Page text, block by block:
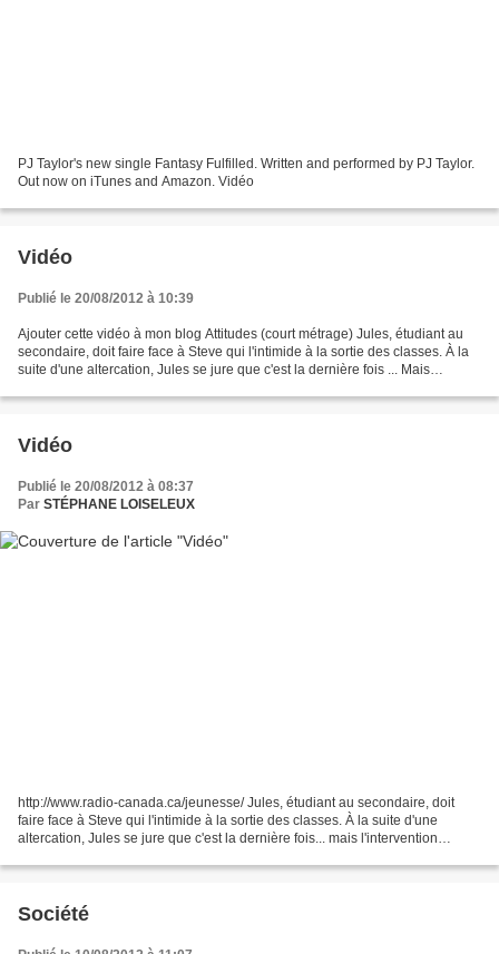
PJ Taylor's new single Fantasy Fulfilled. Written and performed by PJ Taylor.
Out now on iTunes and Amazon. Vidéo
Vidéo
Publié le 20/08/2012 à 10:39
Ajouter cette vidéo à mon blog Attitudes (court métrage) Jules, étudiant au
secondaire, doit faire face à Steve qui l'intimide à la sortie des classes. À la
suite d'une altercation, Jules se jure que c'est la dernière fois ... Mais
Vidéo
Publié le 20/08/2012 à 08:37
Par STÉPHANE LOISELEUX
http://www.radio-canada.ca/jeunesse/ Jules, étudiant au secondaire, doit
faire face à Steve qui l'intimide à la sortie des classes. À la suite d'une
altercation, Jules se jure que c'est la dernière fois... mais l'intervention
Société